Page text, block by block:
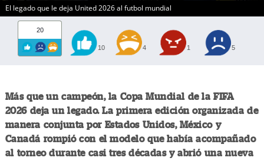
El legado que le deja United 2026 al futbol mundial
20
10 4 1 5
Más que un campeón, la Copa Mundial de la FIFA
2026 deja un legado. La primera edición organizada de
manera conjunta por Estados Unidos, México y
Canadá rompió con el modelo que había acompañado
al torneo durante casi tres décadas y abrió una nueva